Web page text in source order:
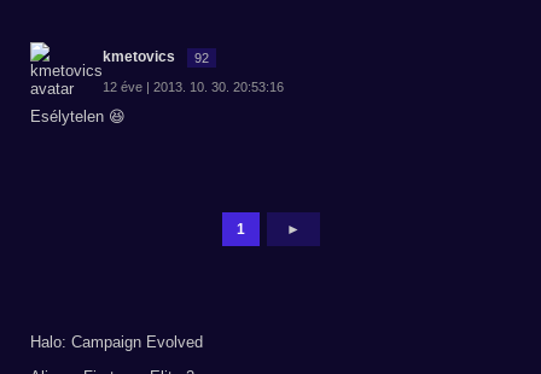
kmetovics 92
12 éve | 2013. 10. 30. 20:53:16
Esélytelen 😆
1 ►
Halo: Campaign Evolved